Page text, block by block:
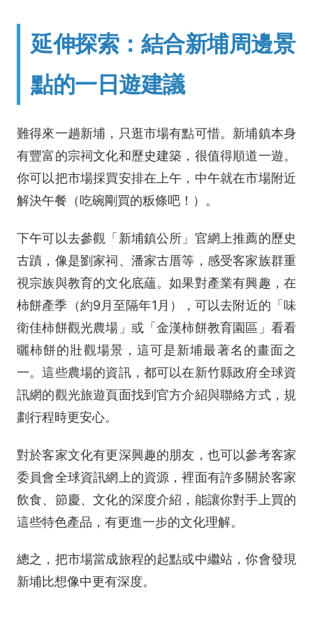
延伸探索：結合新埔周邊景
點的一日遊建議
難得來一趟新埔，只逛市場有點可惜。新埔鎮本身
有豐富的宗祠文化和歷史建築，很值得順道一遊。
你可以把市場採買安排在上午，中午就在市場附近
解決午餐（吃碗剛買的粄條吧！）。
下午可以去參觀「新埔鎮公所」官網上推薦的歷史
古蹟，像是劉家祠、潘家古厝等，感受客家族群重
視宗族與教育的文化底蘊。如果對產業有興趣，在
柿餅產季（約9月至隔年1月），可以去附近的「味
衛佳柿餅觀光農場」或「金漢柿餅教育園區」看看
曬柿餅的壯觀場景，這可是新埔最著名的畫面之
一。這些農場的資訊，都可以在新竹縣政府全球資
訊網的觀光旅遊頁面找到官方介紹與聯絡方式，規
劃行程時更安心。
對於客家文化有更深興趣的朋友，也可以參考客家
委員會全球資訊網 上的資源，裡面有許多關於客家
飲食、節慶、文化的深度介紹，能讓你對手上買的
這些特色產品，有更進一步的文化理解。
總之，把市場當成旅程的起點或中繼站，你會發現
新埔比想像中更有深度。